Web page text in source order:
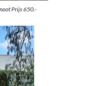
Prijs 650.-